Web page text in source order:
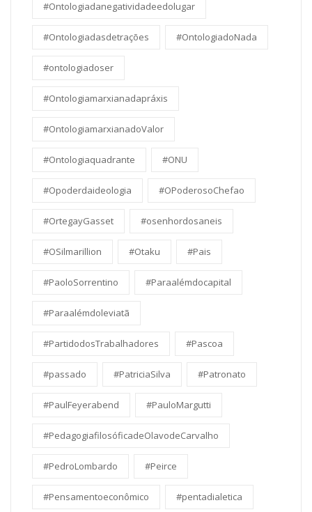
#Ontologiadanegatividadeedolugar
#Ontologiadasdetrações #OntologiadoNada
#ontologiadoser
#Ontologiamarxianadapráxis
#OntologiamarxianadoValor
#Ontologiaquadrante #ONU
#Opoderdaideologia #OPoderosoChefao
#OrtegayGasset #osenhordosaneis
#OSilmarillion #Otaku #Pais
#PaoloSorrentino #Paraalémdocapital
#Paraalémdoleviatã
#PartidodosTrabalhadores #Pascoa
#passado #PatriciaSilva #Patronato
#PaulFeyerabend #PauloMargutti
#PedagogiafilosóficadeOlavodeCarvalho
#PedroLombardo #Peirce
#Pensamentoeconômico #pentadialetica